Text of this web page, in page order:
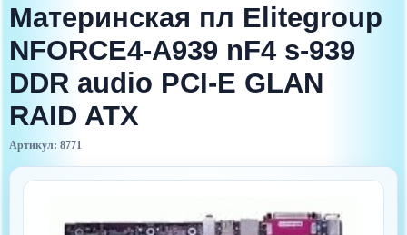
Материнская пл Elitegroup
NFORCE4-A939 nF4 s-939
DDR audio PCI-E GLAN
RAID ATX
Артикул: 8771